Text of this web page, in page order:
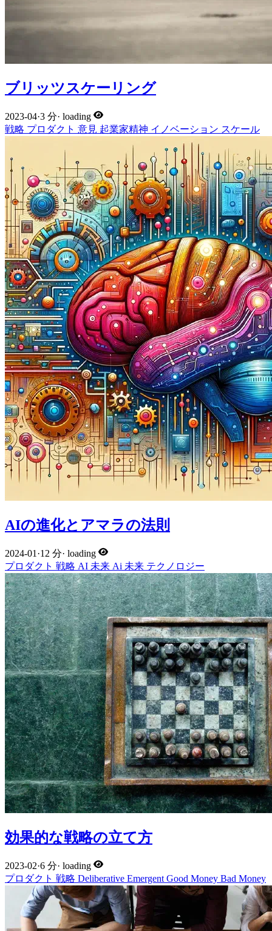
ブリッツスケーリング
2023-04·3 分· loading
戦略 プロダクト 意見 起業家精神 イノベーション スケール
AIの進化とアマラの法則
2024-01 ·12 分· loading
プロダクト 戦略 AI 未来 Ai 未来 テクノロジー
効果的な戦略の立て方
2023-02·6 分· loading
プロダクト 戦略 Deliberative Emergent Good Money Bad Money